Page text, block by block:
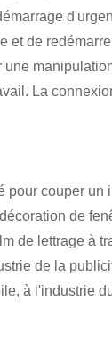
et de
une
La
pour couper
de
de lettrage à
de la
à l'industrie